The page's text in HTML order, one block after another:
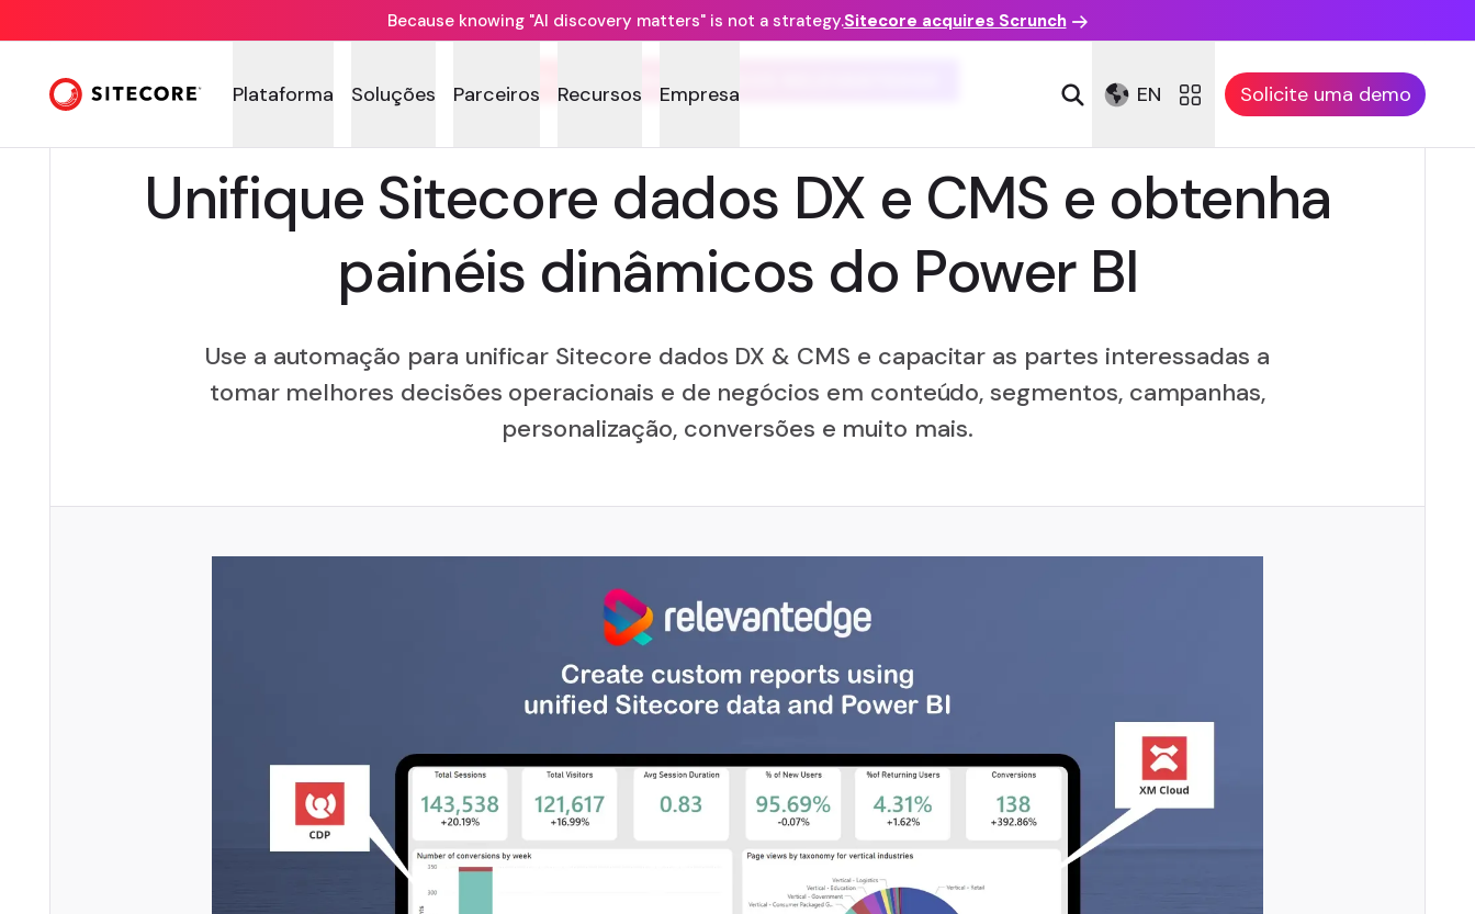
Because knowing "AI discovery matters" is not a strategy.Sitecore acquires Scrunch
Plataforma Soluções Parceiros Recursos Empresa EN Solicite uma demo
Unifique Sitecore dados DX e CMS e obtenha
painéis dinâmicos do Power BI
Use a automação para unificar Sitecore dados DX & CMS e capacitar as partes interessadas a
tomar melhores decisões operacionais e de negócios em conteúdo, segmentos, campanhas,
personalização, conversões e muito mais.